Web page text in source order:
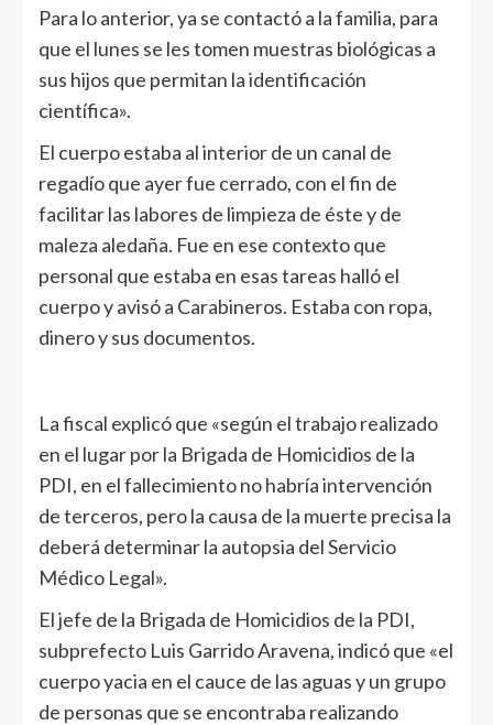
Para lo anterior, ya se contactó a la familia, para
que el lunes se les tomen muestras biológicas a
sus hijos que permitan la identificación
científica».
El cuerpo estaba al interior de un canal de
regadío que ayer fue cerrado, con el fin de
facilitar las labores de limpieza de éste y de
maleza aledaña. Fue en ese contexto que
personal que estaba en esas tareas halló el
cuerpo y avisó a Carabineros. Estaba con ropa,
dinero y sus documentos.
La fiscal explicó que «según el trabajo realizado
en el lugar por la Brigada de Homicidios de la
PDI, en el fallecimiento no habría intervención
de terceros, pero la causa de la muerte precisa la
deberá determinar la autopsia del Servicio
Médico Legal».
El jefe de la Brigada de Homicidios de la PDI,
subprefecto Luis Garrido Aravena, indicó que «el
cuerpo yacia en el cauce de las aguas y un grupo
de personas que se encontraba realizando